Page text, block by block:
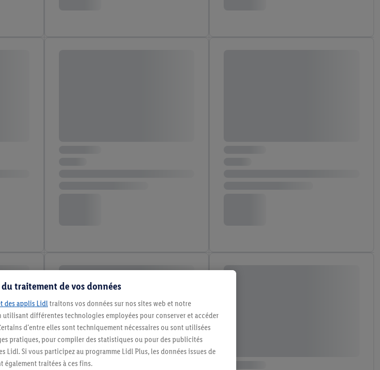
traitement de vos données
des applis Lidltraitons vos données sur nos sites web et notre
différentes technologies employées pour conserver et accéder
d'entre elles sont techniquement nécessaires ou sont utilisées
pratiques, pour compiler des statistiques ou pour des publicités
Lidl. Si vous participez au programme Lidl Plus, les données issues de
également traitées à ces fins.